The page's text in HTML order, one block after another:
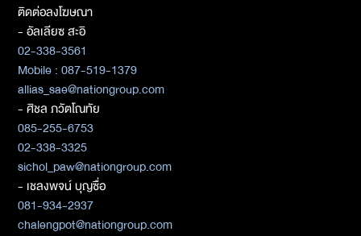
ติดต่อลงโฆษณา
- อัลเลียซ สะอิ
02-338-3561
Mobile : 087-519-1379
allias_sae@nationgroup.com
- ศิชล ภวัตโณทัย
085-255-6753
02-338-3325
sichol_paw@nationgroup.com
- เชลงพจน์ บุญซื่อ
081-934-2937
chalengpot@nationgroup.com